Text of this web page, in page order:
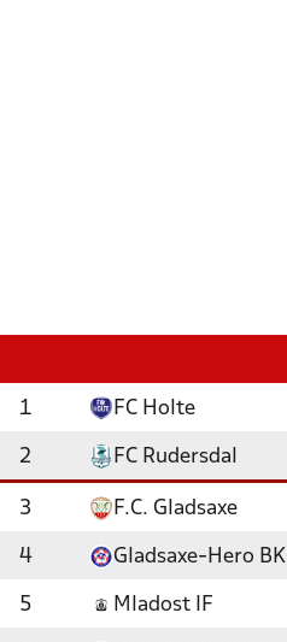
1 FC Holte
2 FC Rudersdal
3 F.C. Gladsaxe
4 Gladsaxe-Hero BK
5 Mladost IF